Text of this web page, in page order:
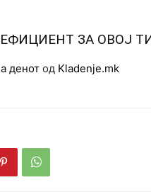
ЗА ОВОЈ
денот од Kladenje.mk